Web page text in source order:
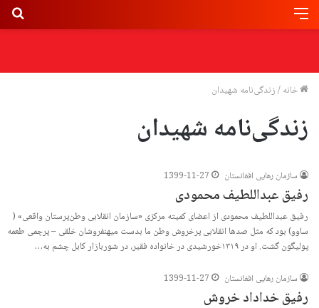
خانه/زندگی‌نامه شهیدان
زندگی‌نامه شهیدان
سازمان رهایی افغانستان 1399-11-27
رفیق عبداللطیف محمودی
رفیق عبداللطیف محمودی از اعضای کمیته مرکزی «سازمان انقلابی وطن‌پرستان واقعی» (
ساوو) بود که مثل صدها انقلابی پرخروش وطن ما بدست میهنفروشان خلقی – پرچمی طعمه
پولیگون گشت. او در ۱۳۱۹خورشیدی در خانواده فقیر، در شوربازار کابل چشم به…
سازمان رهایی افغانستان 1399-11-27
رفیق خداداد خروش